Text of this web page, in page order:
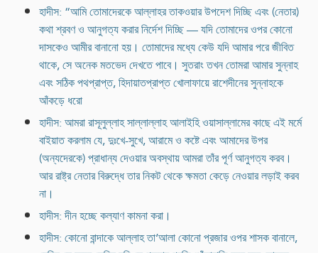
হাদীস: “আমি তোমাদেরকে আল্লাহর তাকওয়ার উপদেশ দিচ্ছি এবং (নেতার)
কথা শ্রবণ ও আনুগত্য করার নির্দেশ দিচ্ছি — যদি তোমাদের ওপর কোনো
দাসকেও আমীর বানানো হয়। তোমাদের মধ্যে কেউ যদি আমার পরে জীবিত
থাকে, সে অনেক মতভেদ দেখতে পাবে। সুতরাং তখন তোমরা আমার সুন্নাহ
এবং সঠিক পথপ্রাপ্ত, হিদায়াতপ্রাপ্ত খোলাফায়ে রাশেদীনের সুন্নাহকে
আঁকড়ে ধরো
হাদীস: আমরা রাসূলুল্লাহ সাল্লাল্লাহ আলাইহি ওয়াসাল্লামের কাছে এই মর্মে
বাইয়াত করলাম যে, দুঃখে-সুখে, আরামে ও কষ্টে এবং আমাদের উপর
(অন্যদেরকে) প্রাধান্য দেওয়ার অবস্থায় আমরা তাঁর পূর্ণ আনুগত্য করব।
আর রাষ্ট্র নেতার বিরুদ্ধে তার নিকট থেকে ক্ষমতা কেড়ে নেওয়ার লড়াই করব
না।
হাদীস: দীন হচ্ছে কল্যাণ কামনা করা।
হাদীস: কোনো বান্দাকে আল্লাহ তা‘আলা কোনো প্রজার ওপর শাসক বানালে,